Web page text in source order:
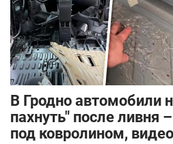
В Гродно автомобили
пахнуть" после ливня
под ковролином, видео